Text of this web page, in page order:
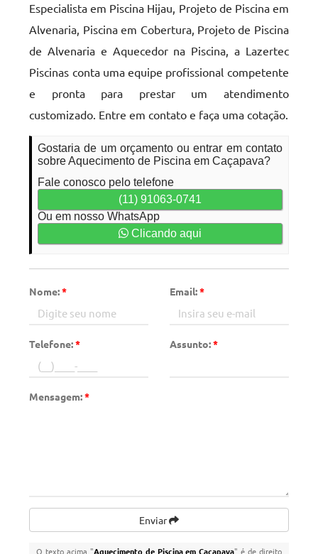
Especialista em Piscina Hijau, Projeto de Piscina em
Alvenaria, Piscina em Cobertura, Projeto de Piscina
de Alvenaria e Aquecedor na Piscina, a Lazertec
Piscinas conta uma equipe profissional competente
e pronta para prestar um atendimento
customizado. Entre em contato e faça uma cotação.
Gostaria de um orçamento ou entrar em contato
sobre Aquecimento de Piscina em Caçapava?
Fale conosco pelo telefone
(11) 91063-0741
Ou em nosso WhatsApp
Clicando aqui
Nome:* Email:*
Telefone:* Assunto:*
Mensagem:*
Enviar
O texto acima "Aquecimento de Piscina em Caçapava" é de direito